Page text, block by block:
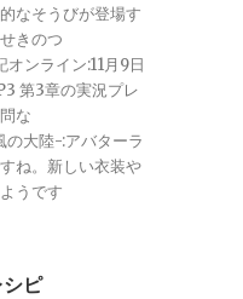
なそうびが登場す
きのつ
オンライン:11月9日
第3章の実況プレ
な
の大陸-:アバターラ
ね。新しい衣装や
うです
ピ